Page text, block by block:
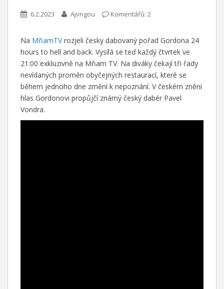
6.2.2023 Ajvngou Komentářů: 2
Na MňamTVrozjeli česky dabovaný pořad Gordona 24
hours to hell and back. Vysílá se teď každý čtvrtek ve
21:00 exkluzivně na Mňam TV. Na diváky čekají tři řady
nevídaných proměn obyčejných restaurací, které se
během jednoho dne změní k nepoznání. V českém znění
hlas Gordonovi propůjčí známý český dabér Pavel
Vondra.